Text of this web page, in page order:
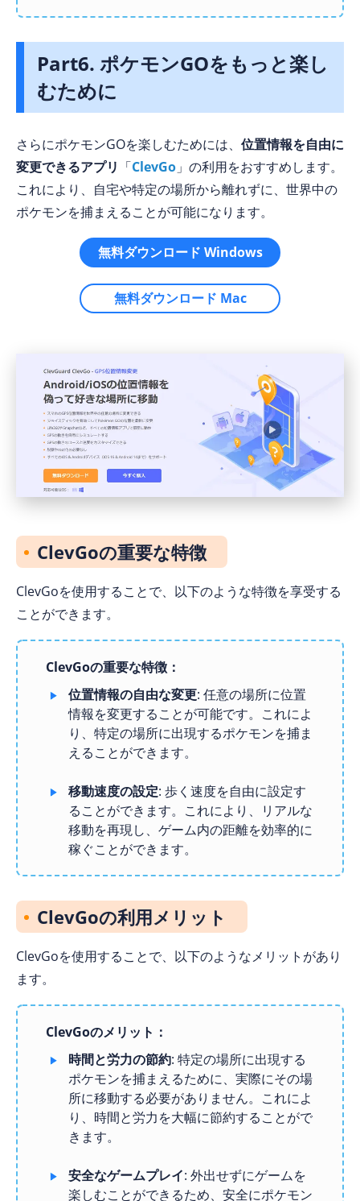
Part6. ポケモンGOをもっと楽し
むために
さらにポケモンGOを楽しむためには、 位置情報を自由に
変更できるアプリ 「ClevGo 」の利用をおすすめします。
これにより、自宅や特定の場所から離れずに、世界中の
ポケモンを捕まえることが可能になります。
無料ダウンロード Windows
無料ダウンロード Mac
ClevGoの重要な特徴
ClevGoを使用することで、以下のような特徴を享受する
ことができます。
ClevGoの重要な特徴：
位置情報の自由な変更: 任意の場所に位置
情報を変更することが可能です。これによ
り、特定の場所に出現するポケモンを捕ま
えることができます。
移動速度の設定: 歩く速度を自由に設定す
ることができます。これにより、リアルな
移動を再現し、ゲーム内の距離を効率的に
稼ぐことができます。
ClevGoの利用メリット
ClevGoを使用することで、以下のようなメリットがあり
ます。
ClevGoのメリット：
時間と労力の節約: 特定の場所に出現する
ポケモンを捕まえるために、実際にその場
所に移動する必要がありません。これによ
り、時間と労力を大幅に節約することがで
きます。
安全なゲームプレイ: 外出せずにゲームを
楽しむことができるため、安全にポケモン